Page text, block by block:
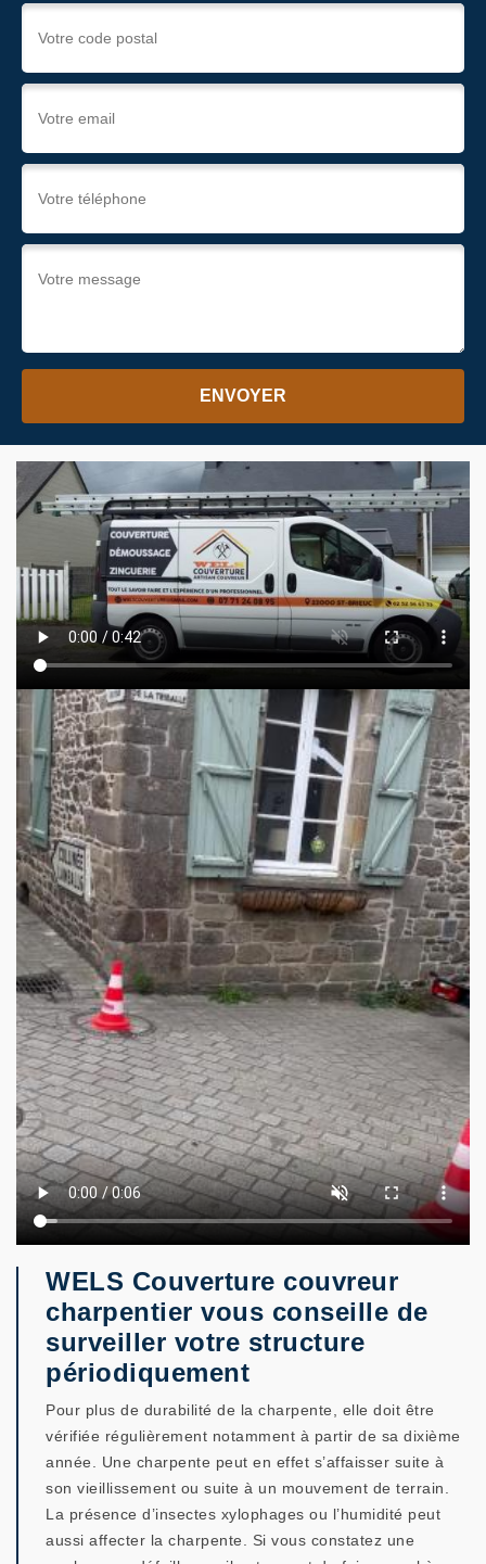
WELS Couverture couvreur
charpentier vous conseille de
surveiller votre structure
périodiquement
Pour plus de durabilité de la charpente, elle doit être
vérifiée régulièrement notamment à partir de sa dixième
année. Une charpente peut en effet s’affaisser suite à
son vieillissement ou suite à un mouvement de terrain.
La présence d’insectes xylophages ou l’humidité peut
aussi affecter la charpente. Si vous constatez une